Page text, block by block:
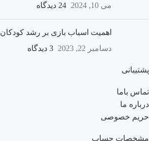
می 10, 2024
24 دیدگاه
اهمیت اسباب بازی بر رشد کودکان
دسامبر 22, 2023
3 دیدگاه
پشتیبانی
تماس باما
درباره ما
حریم خصوصی
مشخصات حساب